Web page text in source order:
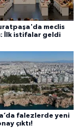
meclis
İlk istifalar geldi
falezlerde yeni
çıktı!